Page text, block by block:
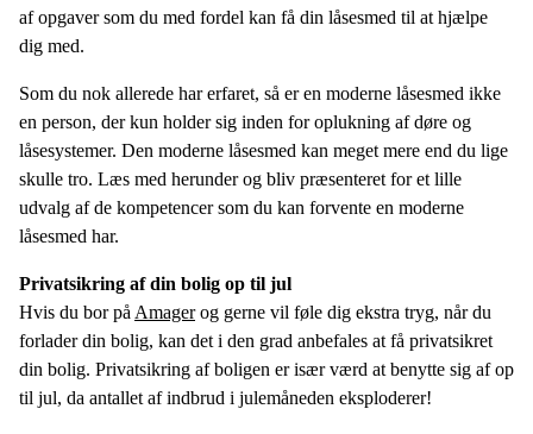
af opgaver som du med fordel kan få din låsesmed til at hjælpe
dig med.
Som du nok allerede har erfaret, så er en moderne låsesmed ikke
en person, der kun holder sig inden for oplukning af døre og
låsesystemer. Den moderne låsesmed kan meget mere end du lige
skulle tro. Læs med herunder og bliv præsenteret for et lille
udvalg af de kompetencer som du kan forvente en moderne
låsesmed har.
Privatsikring af din bolig op til jul
Hvis du bor på Amagerog gerne vil føle dig ekstra tryg, når du
forlader din bolig, kan det i den grad anbefales at få privatsikret
din bolig. Privatsikring af boligen er især værd at benytte sig af op
til jul, da antallet af indbrud i julemåneden eksploderer!